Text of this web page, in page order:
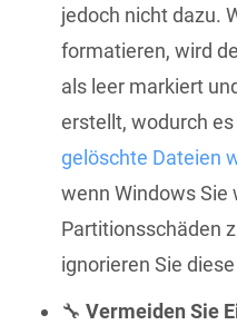
jedoch nicht dazu.
formatieren, wird
als leer markiert
erstellt, wodurch
gelöschte Dateien
wenn Windows Sie
Partitionsschäden
ignorieren Sie
🔧 Vermeiden Sie